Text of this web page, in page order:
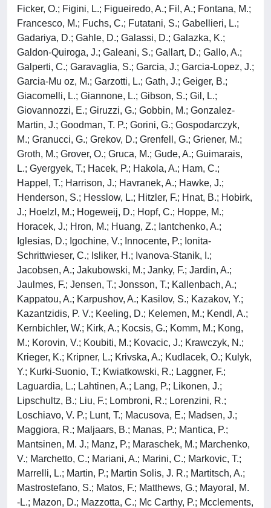
Ficker, O.; Figini, L.; Figueiredo, A.; Fil, A.; Fontana, M.;
Francesco, M.; Fuchs, C.; Futatani, S.; Gabellieri, L.;
Gadariya, D.; Gahle, D.; Galassi, D.; Galazka, K.;
Galdon-Quiroga, J.; Galeani, S.; Gallart, D.; Gallo, A.;
Galperti, C.; Garavaglia, S.; Garcia, J.; Garcia-Lopez, J.;
Garcia-Mu oz, M.; Garzotti, L.; Gath, J.; Geiger, B.;
Giacomelli, L.; Giannone, L.; Gibson, S.; Gil, L.;
Giovannozzi, E.; Giruzzi, G.; Gobbin, M.; Gonzalez-
Martin, J.; Goodman, T. P.; Gorini, G.; Gospodarczyk,
M.; Granucci, G.; Grekov, D.; Grenfell, G.; Griener, M.;
Groth, M.; Grover, O.; Gruca, M.; Gude, A.; Guimarais,
L.; Gyergyek, T.; Hacek, P.; Hakola, A.; Ham, C.;
Happel, T.; Harrison, J.; Havranek, A.; Hawke, J.;
Henderson, S.; Hesslow, L.; Hitzler, F.; Hnat, B.; Hobirk,
J.; Hoelzl, M.; Hogeweij, D.; Hopf, C.; Hoppe, M.;
Horacek, J.; Hron, M.; Huang, Z.; Iantchenko, A.;
Iglesias, D.; Igochine, V.; Innocente, P.; Ionita-
Schrittwieser, C.; Isliker, H.; Ivanova-Stanik, I.;
Jacobsen, A.; Jakubowski, M.; Janky, F.; Jardin, A.;
Jaulmes, F.; Jensen, T.; Jonsson, T.; Kallenbach, A.;
Kappatou, A.; Karpushov, A.; Kasilov, S.; Kazakov, Y.;
Kazantzidis, P. V.; Keeling, D.; Kelemen, M.; Kendl, A.;
Kernbichler, W.; Kirk, A.; Kocsis, G.; Komm, M.; Kong,
M.; Korovin, V.; Koubiti, M.; Kovacic, J.; Krawczyk, N.;
Krieger, K.; Kripner, L.; Krivska, A.; Kudlacek, O.; Kulyk,
Y.; Kurki-Suonio, T.; Kwiatkowski, R.; Laggner, F.;
Laguardia, L.; Lahtinen, A.; Lang, P.; Likonen, J.;
Lipschultz, B.; Liu, F.; Lombroni, R.; Lorenzini, R.;
Loschiavo, V. P.; Lunt, T.; Macusova, E.; Madsen, J.;
Maggiora, R.; Maljaars, B.; Manas, P.; Mantica, P.;
Mantsinen, M. J.; Manz, P.; Maraschek, M.; Marchenko,
V.; Marchetto, C.; Mariani, A.; Marini, C.; Markovic, T.;
Marrelli, L.; Martin, P.; Martin Solis, J. R.; Martitsch, A.;
Mastrostefano, S.; Matos, F.; Matthews, G.; Mayoral, M.
-L.; Mazon, D.; Mazzotta, C.; Mc Carthy, P.; Mcclements,